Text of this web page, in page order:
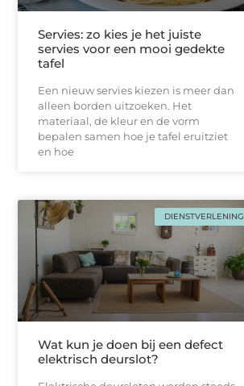
Servies: zo kies je het juiste
servies voor een mooi gedekte
tafel
Een nieuw servies kiezen is meer dan
alleen borden uitzoeken. Het
materiaal, de kleur en de vorm
bepalen samen hoe je tafel eruitziet
en hoe
DIENSTVERLENING
Wat kun je doen bij een defect
elektrisch deurslot?